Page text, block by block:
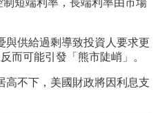
制短端利率，長端利率由市場
與供給過剩導致投資人要求更
而可能引發「熊市陡峭」。
高不下，美國財政將因利息支